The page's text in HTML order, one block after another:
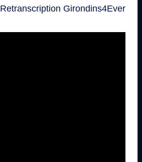
Retranscription Girondins4Ever